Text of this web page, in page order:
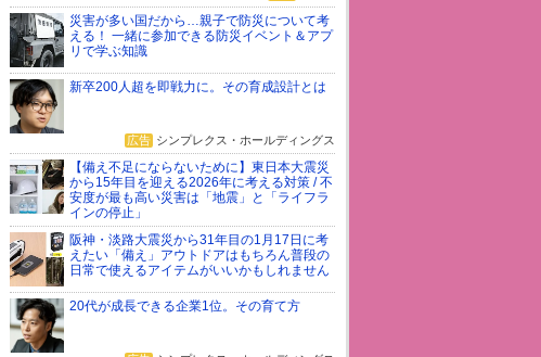
災害が多い国だから…親子で防災について考
える！ 一緒に参加できる防災イベント＆アプ
リで学ぶ知識
新卒200人超を即戦力に。その育成設計とは
広告シンプレクス・ホールディングス
【備え不足にならないために】東日本大震災
から15年目を迎える2026年に考える対策 / 不
安度が最も高い災害は「地震」と「ライフラ
インの停止」
阪神・淡路大震災から31年目の1月17日に考
えたい「備え」アウトドアはもちろん普段の
日常で使えるアイテムがいいかもしれません
20代が成長できる企業1位。その育て方